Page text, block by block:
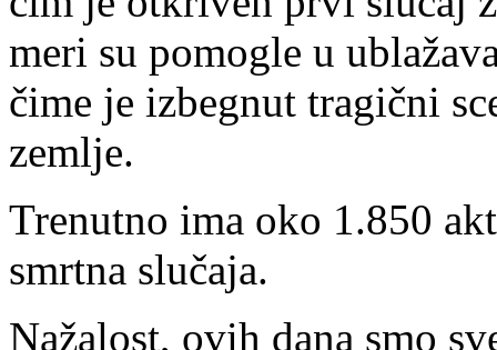
meri su pomogle u
čime je izbegnut tragični
zemlje.
Trenutno ima oko 1.850
smrtna slučaja.
Nažalost, ovih dana smo